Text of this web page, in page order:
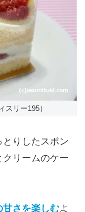
リー195）
とりしたスポン
リームのケー
甘さを楽しむよ